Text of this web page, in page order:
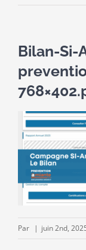
Bilan-Si-
Par | juin 2nd,